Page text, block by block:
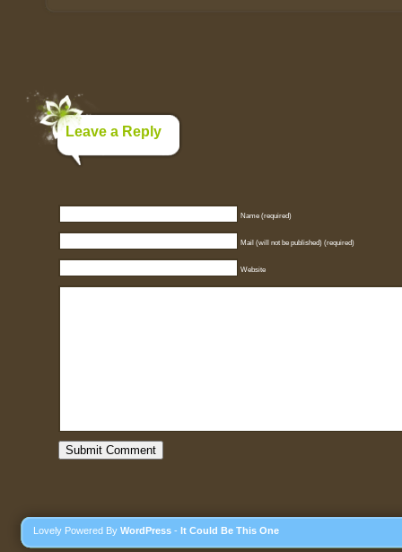
Leave a Reply
Name (required)
Mail (will not be published) (required)
Website
Lovely Powered By WordPress - It Could Be This One